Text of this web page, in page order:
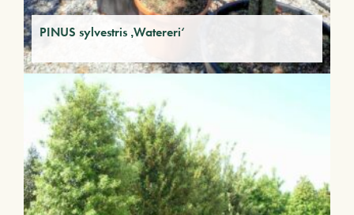
PINUS sylvestris ‚Watereri‘